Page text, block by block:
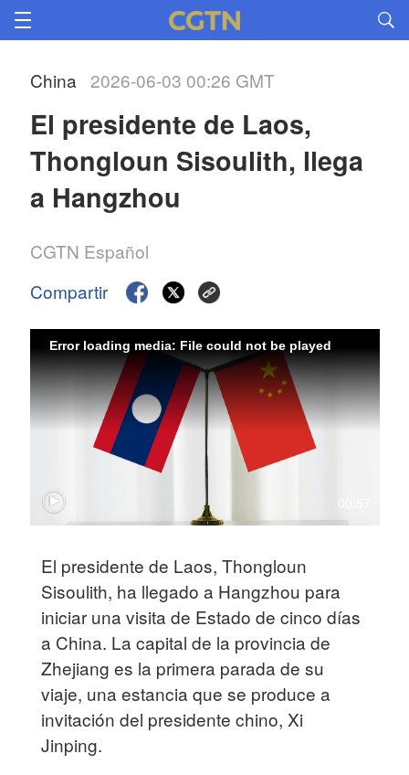
China 2026-06-03 00:26 GMT
El presidente de Laos,
Thongloun Sisoulith, llega
a Hangzhou
CGTN Español
Compartir
Error loading media: File could not be played
El presidente de Laos, Thongloun
Sisoulith, ha llegado a Hangzhou para
iniciar una visita de Estado de cinco días
a China. La capital de la provincia de
Zhejiang es la primera parada de su
viaje, una estancia que se produce a
invitación del presidente chino, Xi
Jinping.